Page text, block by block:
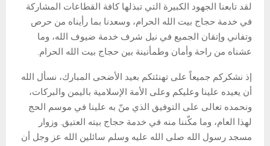
لقد تابعنا الجهود الكبيرة التي تبذلها كافة القطاعات المشاركة
في خدمة حجاج بيت الله الحرام، وسعدنا بما رأيناه من حرص
وتفاني وإتقان الجميع في نيل شرف خدمة ضيوف الله، وما
عشناه من راحة وأمان وطمأنينة بين حجاج بيت الله الحرام.
إذ نشكركم جميعاً على تهنئتكم بعيد الأضحى المبارك، نسأل الله
أن يعيده علينا وعليكم وعلى الأمة الإسلامية باليمن والبركات،
ونحمده تعالى على التوفيق الذي منّ به علينا في موسم الحج
لهذا العام، وما مكّننا منه في خدمة حجاج بيته العتيق. وزوار
مسجد رسول الله صلى الله عليه وسلم سائلين الله عز وجل أن